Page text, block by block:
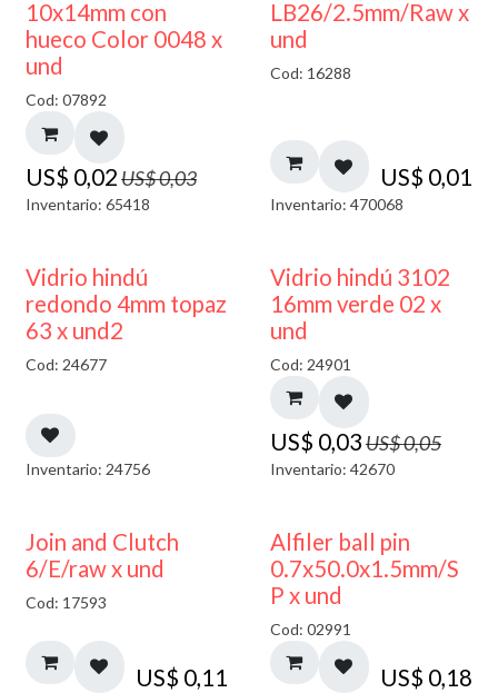
50% DESCUENTO
10x14mm con
hueco Color 0048 x
und
Cod: 07892
US$ 0,02US$0,03
Inventario: 65418
LB26/2.5mm/Raw x
und
Cod: 16288
US$ 0,01
Inventario: 470068
40% DESCUENTO
Vidrio hindú
redondo 4mm topaz
63 x und2
Cod: 24677
Inventario: 24756
40% DESCUENTO
Vidrio hindú 3102
16mm verde 02 x
und
Cod: 24901
US$ 0,03US$0,05
Inventario: 42670
Join and Clutch
6/E/raw x und
Cod: 17593
US$ 0,11
Alfiler ball pin
0.7x50.0x1.5mm/S
P x und
Cod: 02991
US$ 0,18